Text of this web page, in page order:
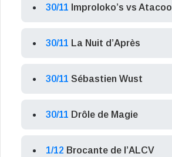
30/11 Improloko’s vs Atacool
30/11 La Nuit d’Après
30/11 Sébastien Wust
30/11 Drôle de Magie
1/12 Brocante de l’ALCV